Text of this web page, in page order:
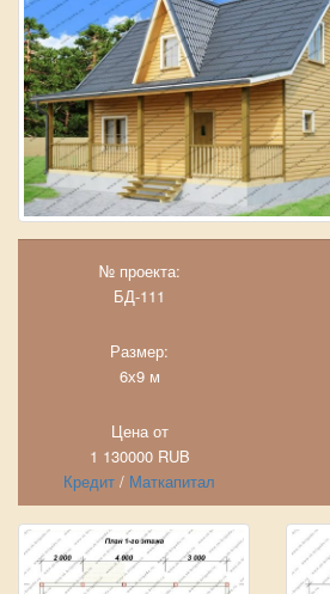
№ проекта:
БД-111
Размер:
6х9 м
Цена от
1 130000 RUB
Кредит / Маткапитал